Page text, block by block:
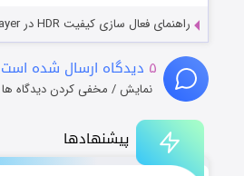
پیشنهادها
راهنمای فعال سازی کیفیت HDR در PotPlayer
۵ دیدگاه ارسال شده است
نمایش / مخفی کردن دیدگاه ها